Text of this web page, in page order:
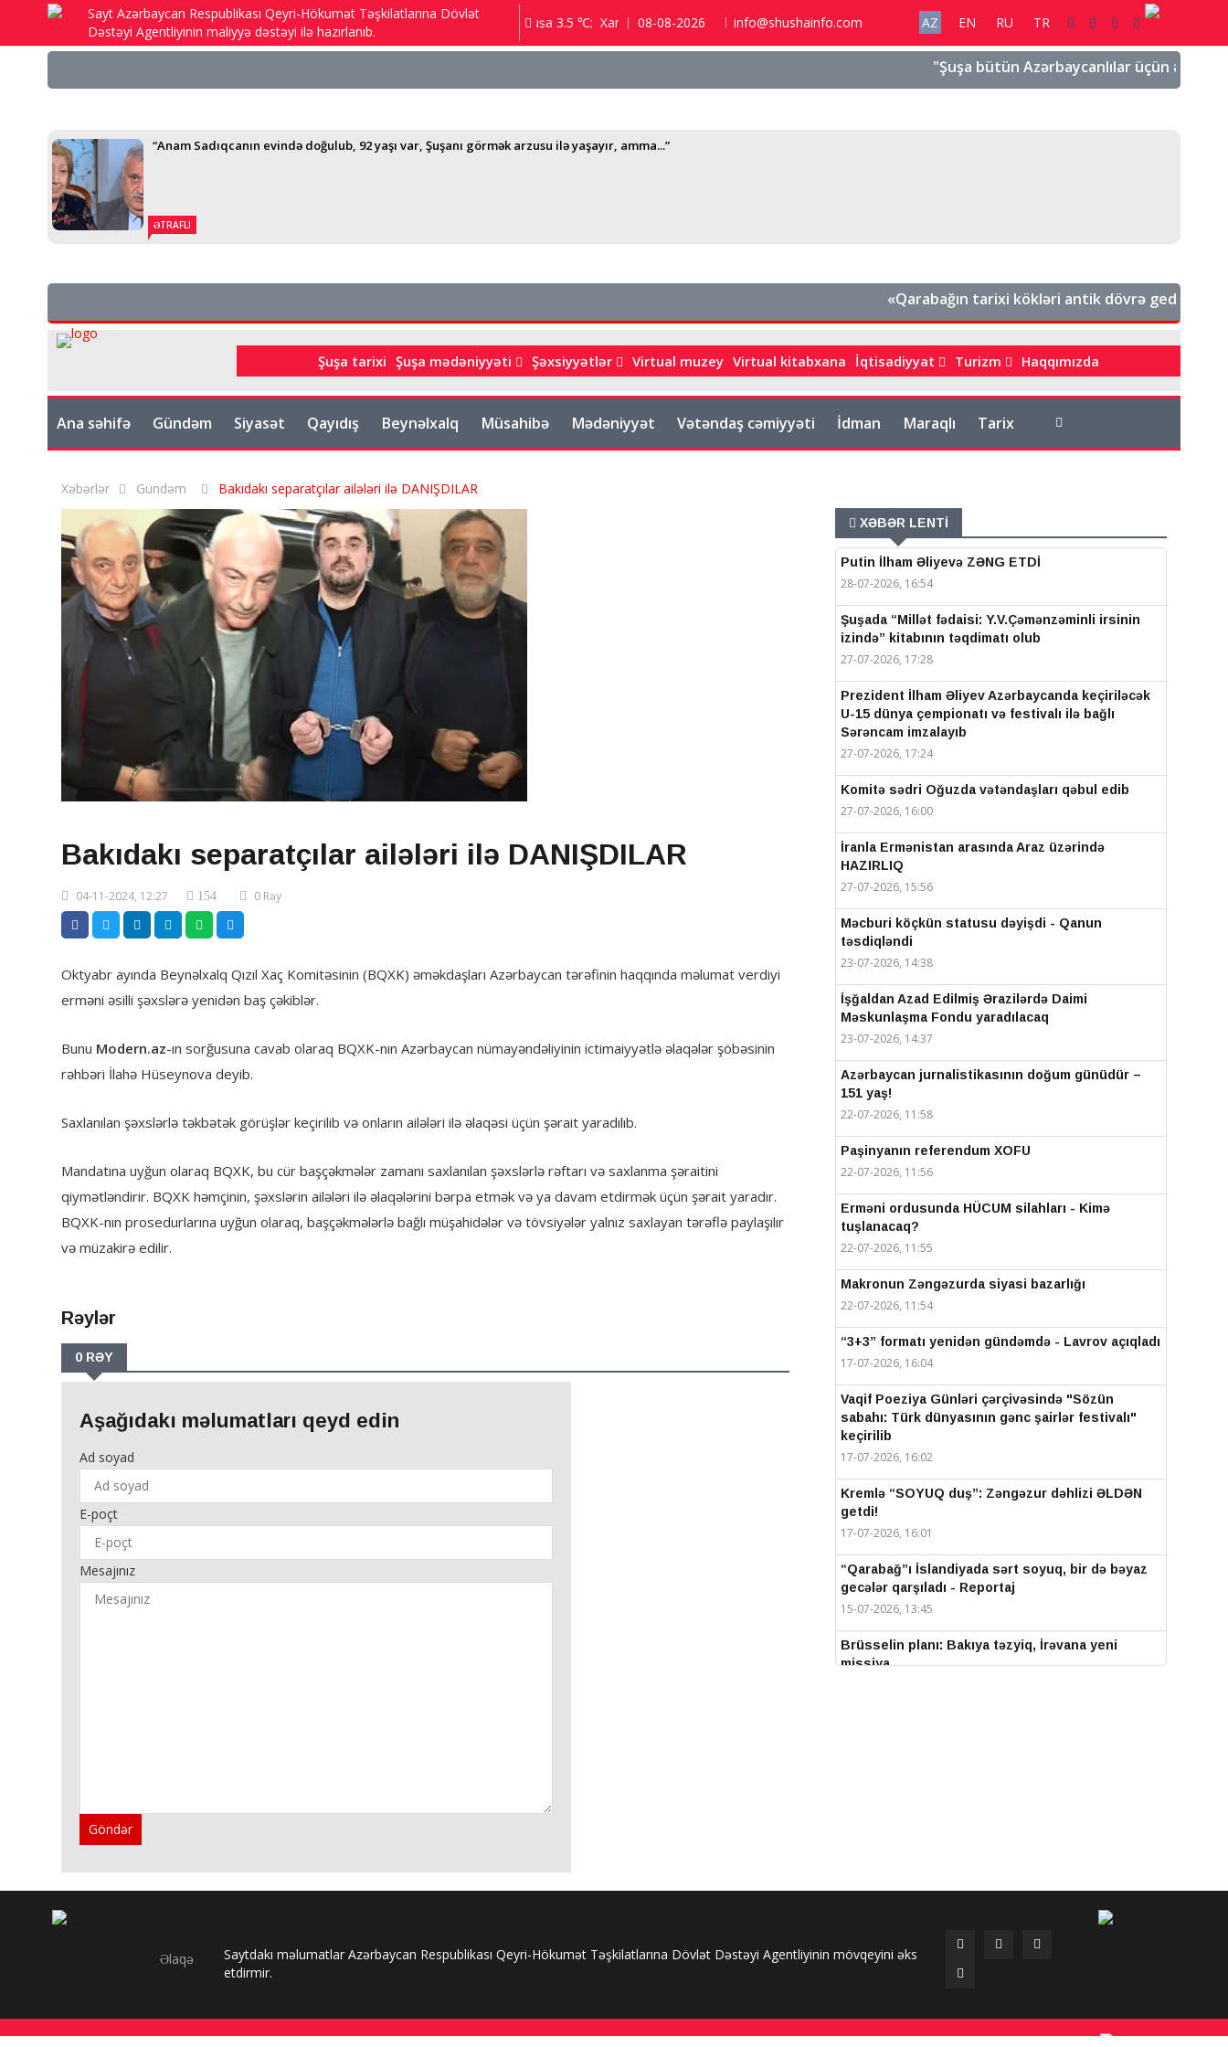
Sayt Azərbaycan Respublikası Qeyri-Hökumət Təşkilatlarına Dövlət
Dəstəyi Agentliyinin maliyyə dəstəyi ilə hazırlanıb.
Bakı 9.2 ℃; Şuşa 3.5 ℃; Xankəndi 2 ℃;
08-08-2026 info@shushainfo.com AZ EN RU TR
"Şuşa bütün Azərbaycanlılar üçün əziz bir
“Anam Sadıqcanın evində doğulub, 92 yaşı var, Şuşanı görmək arzusu ilə yaşayır, amma...”
ƏTRAFLI
«Qarabağın tarixi kökləri antik dövrə gedib
Şuşa tarixi Şuşa mədəniyyəti Şəxsiyyətlər Virtual muzey Virtual kitabxana İqtisadiyyat Turizm Haqqımızda
Ana səhifə Gündəm Siyasət Qayıdış Beynəlxalq Müsahibə Mədəniyyət Vətəndaş cəmiyyəti İdman Maraqlı Tarix
Xəbərlər Gündəm Bakıdakı separatçılar ailələri ilə DANIŞDILAR
Bakıdakı separatçılar ailələri ilə DANIŞDILAR
04-11-2024, 12:27 154 0 Rəy
Oktyabr ayında Beynəlxalq Qızıl Xaç Komitəsinin (BQXK) əməkdaşları Azərbaycan tərəfinin haqqında məlumat verdiyi
erməni əsilli şəxslərə yenidən baş çəkiblər.
Bunu Modern.az-ın sorğusuna cavab olaraq BQXK-nın Azərbaycan nümayəndəliyinin ictimaiyyətlə əlaqələr şöbəsinin
rəhbəri İlahə Hüseynova deyib.
Saxlanılan şəxslərlə təkbətək görüşlər keçirilib və onların ailələri ilə əlaqəsi üçün şərait yaradılıb.
Mandatına uyğun olaraq BQXK, bu cür başçəkmələr zamanı saxlanılan şəxslərlə rəftarı və saxlanma şəraitini
qiymətləndirir. BQXK həmçinin, şəxslərin ailələri ilə əlaqələrini bərpa etmək və ya davam etdirmək üçün şərait yaradır.
BQXK-nın prosedurlarına uyğun olaraq, başçəkmələrlə bağlı müşahidələr və tövsiyələr yalnız saxlayan tərəflə paylaşılır
və müzakirə edilir.
Rəylər
0 RƏY
Aşağıdakı məlumatları qeyd edin
Ad soyad
E-poçt
Mesajınız
Göndər
XƏBƏR LENTİ
Putin İlham Əliyevə ZƏNG ETDİ
28-07-2026, 16:54
Şuşada “Millət fədaisi: Y.V.Çəmənzəminli irsinin
izində” kitabının təqdimatı olub
27-07-2026, 17:28
Prezident İlham Əliyev Azərbaycanda keçiriləcək
U-15 dünya çempionatı və festivalı ilə bağlı
Sərəncam imzalayıb
27-07-2026, 17:24
Komitə sədri Oğuzda vətəndaşları qəbul edib
27-07-2026, 16:00
İranla Ermənistan arasında Araz üzərində
HAZIRLIQ
27-07-2026, 15:56
Məcburi köçkün statusu dəyişdi - Qanun
təsdiqləndi
23-07-2026, 14:38
İşğaldan Azad Edilmiş Ərazilərdə Daimi
Məskunlaşma Fondu yaradılacaq
23-07-2026, 14:37
Azərbaycan jurnalistikasının doğum günüdür –
151 yaş!
22-07-2026, 11:58
Paşinyanın referendum XOFU
22-07-2026, 11:56
Erməni ordusunda HÜCUM silahları - Kimə
tuşlanacaq?
22-07-2026, 11:55
Makronun Zəngəzurda siyasi bazarlığı
22-07-2026, 11:54
“3+3” formatı yenidən gündəmdə - Lavrov açıqladı
17-07-2026, 16:04
Vaqif Poeziya Günləri çərçivəsində "Sözün
sabahı: Türk dünyasının gənc şairlər festivalı"
keçirilib
17-07-2026, 16:02
Kremlə “SOYUQ duş”: Zəngəzur dəhlizi ƏLDƏN
getdi!
17-07-2026, 16:01
“Qarabağ”ı İslandiyada sərt soyuq, bir də bəyaz
gecələr qarşıladı - Reportaj
15-07-2026, 13:45
Brüsselin planı: Bakıya təzyiq, İrəvana yeni
missiya
edirlər
Elməddin Behbud: “IV Şuşa Qlobal Media Forumu
beynəlxalq media əməkdaşlığının nüfuzlu
Əlaqə
Saytdakı məlumatlar Azərbaycan Respublikası Qeyri-Hökumət Təşkilatlarına Dövlət Dəstəyi Agentliyinin mövqeyini əks
etdirmir.